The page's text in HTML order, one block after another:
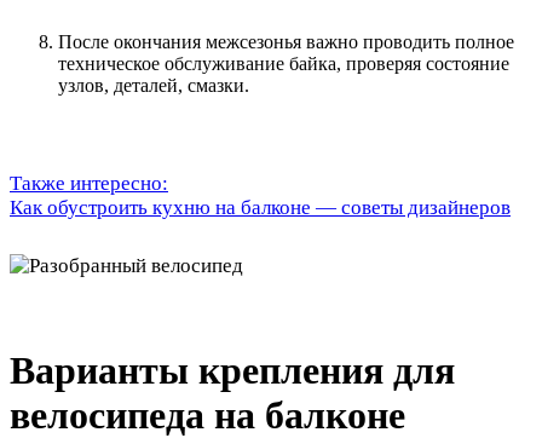
После окончания межсезонья важно проводить полное
техническое обслуживание байка, проверяя состояние
узлов, деталей, смазки.
Также интересно:
Как обустроить кухню на балконе — советы дизайнеров
Варианты крепления для
велосипеда на балконе